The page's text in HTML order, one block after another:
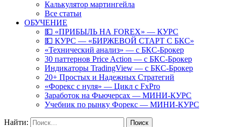
Калькулятор мартингейла
Все статьи
ОБУЧЕНИЕ
💵 «ПРИБЫЛЬ НА FOREX» — КУРС
💵 КУРС — «БИРЖЕВОЙ СТАРТ С БКС»
«Технический анализ» — с БКС-Брокер
30 паттернов Price Action — с БКС-Брокер
Индикаторы TradingView — с БКС-Брокер
20+ Простых и Надежных Стратегий
«Форекс с нуля» — Цикл с FxPro
Заработок на Фьючерсах — МИНИ-КУРС
Учебник по рынку Форекс — МИНИ-КУРС
Найти: